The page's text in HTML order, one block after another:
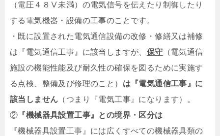
（電圧４８Ⅴ未満）の電気信号を伝えたり制御したり
する電気機器・設備の工事のことです。
・既に設置された電気通信設備の改修・修繕又は補修
は『電気通信工事』に該当しますが、 保守 （電気通信
施設の機能性能及び耐久性の確保を図るために実施す
る点検、整備及び修理のこと） は『電気通信工事』に
該当しません （つまり『電気工事』になります）。
② 『機械器具設置工事』との境界・区分は
『機械器具設置工事』には広くすべての機械器具類の